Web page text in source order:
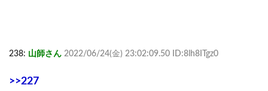
238: 山師さん 2022/06/24(金) 23:02:09.50 ID:8lh8ITgz0
>>227